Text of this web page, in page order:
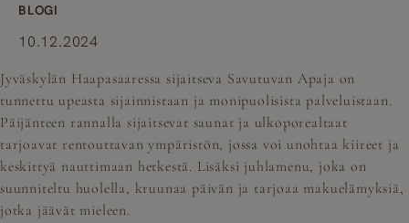
BLOGI
10.12.2024
Jyväskylän Haapasaaressa sijaitseva Savutuvan Apaja on
tunnettu upeasta sijainnistaan ja monipuolisista palveluistaan.
Päijänteen rannalla sijaitsevat saunat ja ulkoporealtaat
tarjoavat rentouttavan ympäristön, jossa voi unohtaa kiireet ja
keskittyä nauttimaan hetkestä. Lisäksi juhlamenu, joka on
suunniteltu huolella, kruunaa päivän ja tarjoaa makuelämyksiä,
jotka jäävät mieleen.